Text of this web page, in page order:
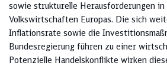
sowie strukturelle Herausforderungen
Volkswirtschaften Europas. Die sich
Inflationsrate sowie die
Bundesregierung führen zu einer
Potenzielle Handelskonflikte wirken